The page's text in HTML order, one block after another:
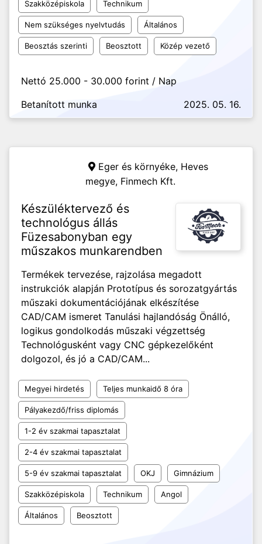
Szakközépiskola Technikum
Nem szükséges nyelvtudás Általános
Beosztás szerinti Beosztott Közép vezető
Nettó 25.000 - 30.000 forint / Nap
Betanított munka
2025. 05. 16.
Eger és környéke, Heves
megye, Finmech Kft.
Készüléktervező és
technológus állás
Füzesabonyban egy
műszakos munkarendben
Termékek tervezése, rajzolása megadott
instrukciók alapján Prototípus és sorozatgyártás
műszaki dokumentációjának elkészítése
CAD/CAM ismeret Tanulási hajlandóság Önálló,
logikus gondolkodás műszaki végzettség
Technológusként vagy CNC gépkezelőként
dolgozol, és jó a CAD/CAM...
Megyei hirdetés Teljes munkaidő 8 óra
Pályakezdő/friss diplomás
1-2 év szakmai tapasztalat
2-4 év szakmai tapasztalat
5-9 év szakmai tapasztalat OKJ Gimnázium
Szakközépiskola Technikum Angol
Általános Beosztott